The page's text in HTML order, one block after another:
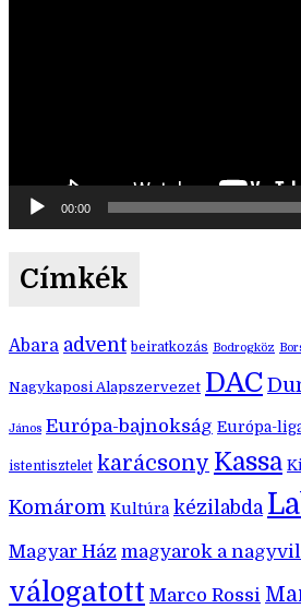
00:00
Címkék
Abara advent beiratkozás Bodrogköz
Nagykaposi Alapszervezet DAC
János Európa-bajnokság Európa-
istentisztelet karácsony Kassa
Komárom Kultúra kézilabda
Magyar Ház magyarok a
válogatott Marco Rossi